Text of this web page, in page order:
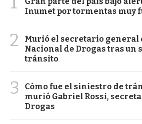
Inumet por tormentas muy
2
Murió el secretario general
Nacional de Drogas tras un
tránsito
3
Cómo fue el siniestro de
murió Gabriel Rossi,
Drogas